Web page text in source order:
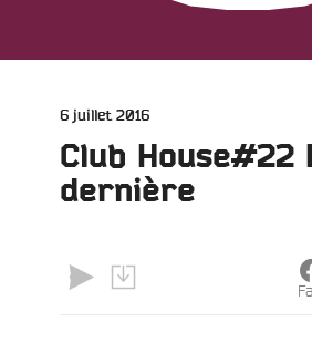
Publié
6 juillet 2016
Club House#22
dernière